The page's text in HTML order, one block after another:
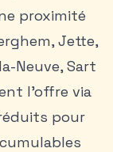
proximité
Jette,
Neuve, Sart
l’offre via
pour